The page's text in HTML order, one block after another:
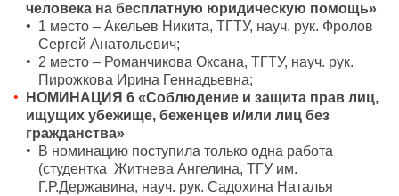
человека на бесплатную юридическую помощь»
1 место – Акельев Никита, ТГТУ, науч. рук. Фролов
Сергей Анатольевич;
2 место – Романчикова Оксана, ТГТУ, науч. рук.
Пирожкова Ирина Геннадьевна;
НОМИНАЦИЯ 6 «Соблюдение и защита прав лиц,
ищущих убежище, беженцев и/или лиц без
гражданства»
В номинацию поступила только одна работа
(студентка Житнева Ангелина, ТГУ им.
Г.Р.Державина, науч. рук. Садохина Наталья